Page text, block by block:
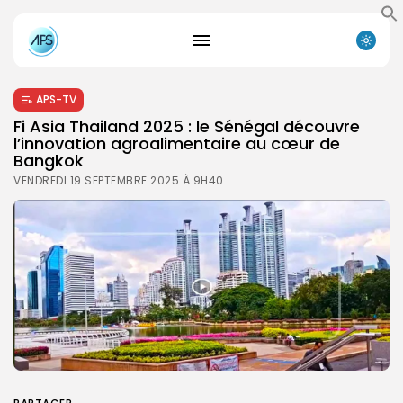
APS-TV
Fi Asia Thailand 2025 : le Sénégal découvre
l’innovation agroalimentaire au cœur de
Bangkok
VENDREDI 19 SEPTEMBRE 2025 À 9H40